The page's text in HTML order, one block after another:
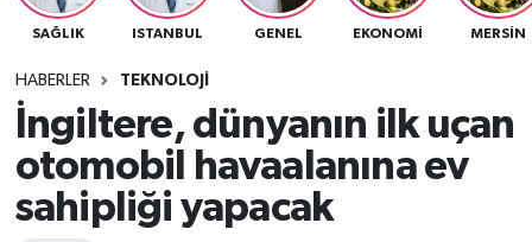
SAĞLIK ISTANBUL GENEL EKONOMI MERSIN
HABERLER TEKNOLOJI
İngiltere, dünyanın ilk uçan
otomobil havaalanına ev
sahipliği yapacak
Spor
Sağlık
Teknoloji
TFF 3.Lig 4.Grup Puan Durumu ve Fikstür
Tüm Manşetler
Son Dakika Haberleri